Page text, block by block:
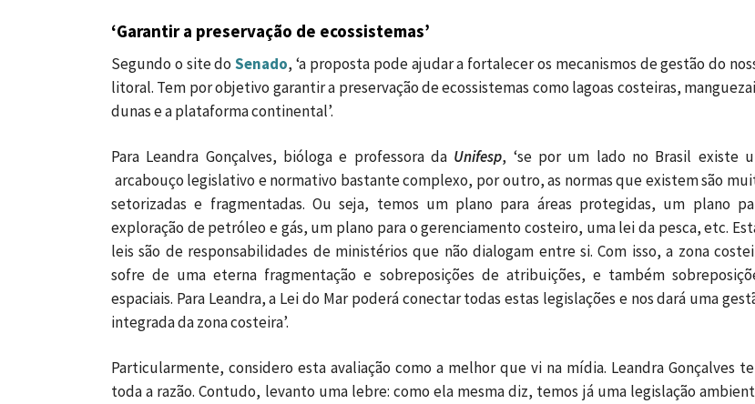
‘Garantir a preservação de ecossistemas’
Segundo o site do Senado, ‘a proposta pode ajudar a fortalecer os mecanismos de gestão do
litoral. Tem por objetivo garantir a preservação de ecossistemas como lagoas costeiras,
dunas e a plataforma continental’.
Para Leandra Gonçalves, bióloga e professora da Unifesp, ‘se por um lado no Brasil existe
arcabouço legislativo e normativo bastante complexo, por outro, as normas que existem são
setorizadas e fragmentadas. Ou seja, temos um plano para áreas protegidas, um plano
exploração de petróleo e gás, um plano para o gerenciamento costeiro, uma lei da pesca, etc.
leis são de responsabilidades de ministérios que não dialogam entre si. Com isso, a zona
sofre de uma eterna fragmentação e sobreposições de atribuições, e também
espaciais. Para Leandra, a Lei do Mar poderá conectar todas estas legislações e nos dará uma
integrada da zona costeira’.
Particularmente, considero esta avaliação como a melhor que vi na mídia. Leandra Gonçalves
toda a razão. Contudo, levanto uma lebre: como ela mesma diz, temos já uma legislação